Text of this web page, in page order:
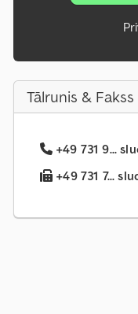
Tālrunis & Fakss
+49 731 9...
+49 731 7...